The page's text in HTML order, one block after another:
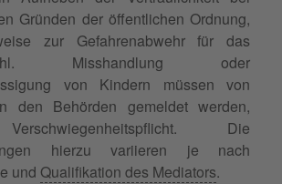
Gründen der öffentlichen Ordnung,
zur Gefahrenabwehr für das
Misshandlung oder
von Kindern müssen von
den Behörden gemeldet werden,
Die
hierzu variieren je nach
und Qualifikation des Mediators.